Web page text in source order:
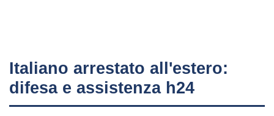
Italiano arrestato all'estero:
difesa e assistenza h24